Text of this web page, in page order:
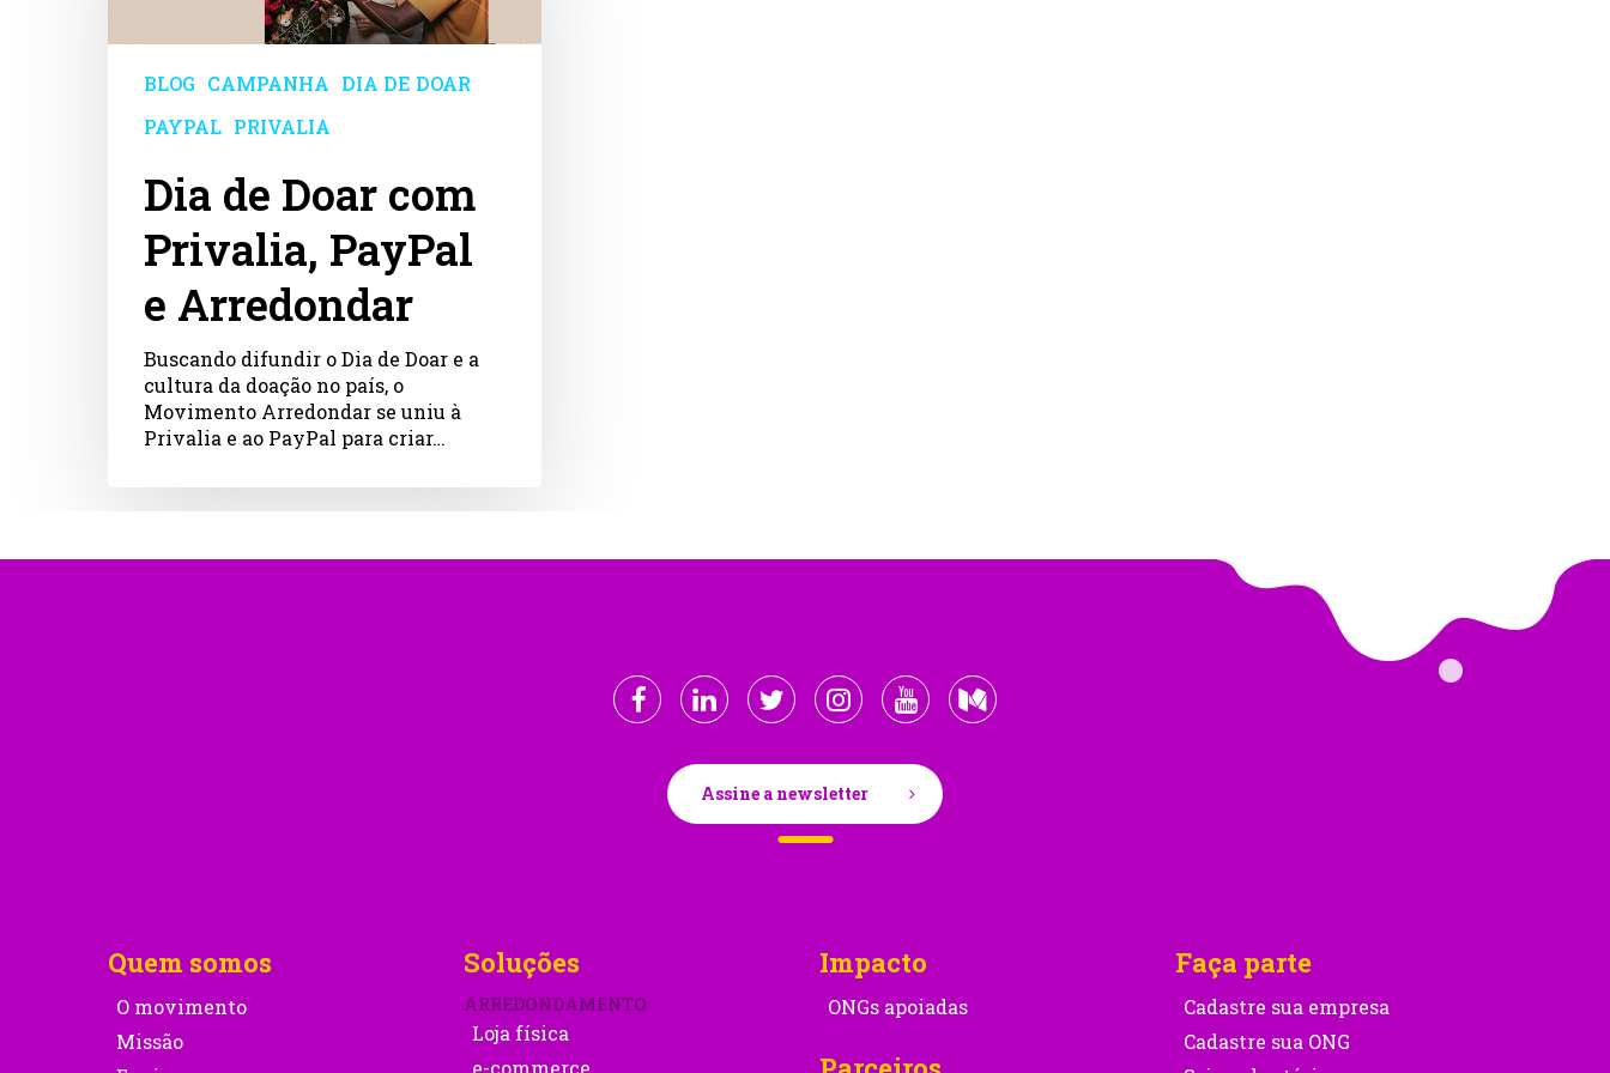
Arredondar
BLOG CAMPANHA DIA DE DOAR
PAYPAL PRIVALIA
Dia de Doar com
Privalia, PayPal
e Arredondar
Buscando difundir o Dia de Doar e a
cultura da doação no país, o
Movimento Arredondar se uniu à
Privalia e ao PayPal para criar…
Assine a newsletter
Quem somos
O movimento
Missão
Soluções
ARREDONDAMENTO
Loja física
e-commerce
Impacto
ONGs apoiadas
Faça parte
Cadastre sua empresa
Cadastre sua ONG